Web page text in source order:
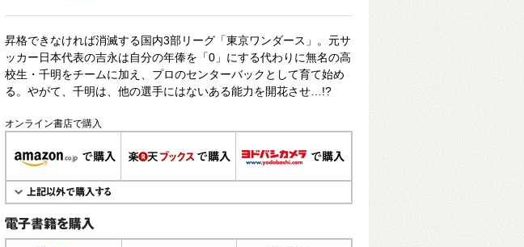
昇格できなければ消滅する国内3部リーグ「東京ワンダース」。元サ
ッカー日本代表の吉永は自分の年俸を「0」にする代わりに無名の高
校生・千明をチームに加え、プロのセンターバックとして育て始め
る。やがて、千明は、他の選手にはないある能力を開花させ…!?
オンライン書店で購入
電子書籍で購入